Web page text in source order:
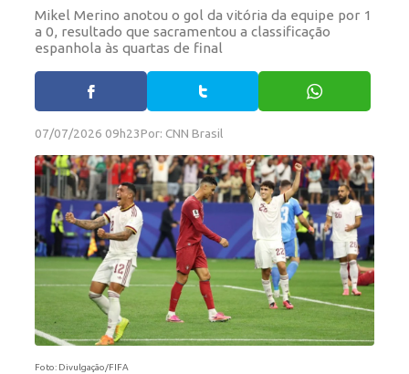
Mikel Merino anotou o gol da vitória da equipe por 1
a 0, resultado que sacramentou a classificação
espanhola às quartas de final
07/07/2026 09h23Por: CNN Brasil
Foto: Divulgação/FIFA